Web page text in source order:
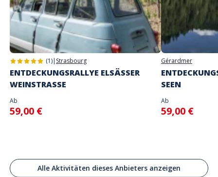
Adresse
Place Gambetta, Amiens, France
(1)| Strasbourg
ENTDECKUNGSRALLYE ELSÄSSER
WEINSTRASSE
Ab
59,00 €
Gérardmer
SEEN
Ab
59,00 €
Alle Aktivitäten dieses Anbieters anzeigen